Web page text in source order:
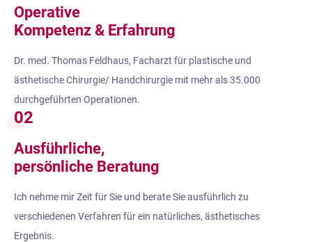
Operative
Kompetenz & Erfahrung
Dr. med. Thomas Feldhaus, Facharzt für plastische und
ästhetische Chirurgie/ Handchirurgie mit mehr als 35.000
durchgeführten Operationen.
02
Ausführliche,
persönliche Beratung
Ich nehme mir Zeit für Sie und berate Sie ausführlich zu
verschiedenen Verfahren für ein natürliches, ästhetisches
Ergebnis.